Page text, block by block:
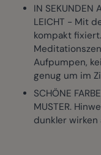
IN SEKUNDEN
LEICHT - Mit
kompakt
Aufpumpen,
genug um im
SCHÖNE
MUSTER.
dunkler